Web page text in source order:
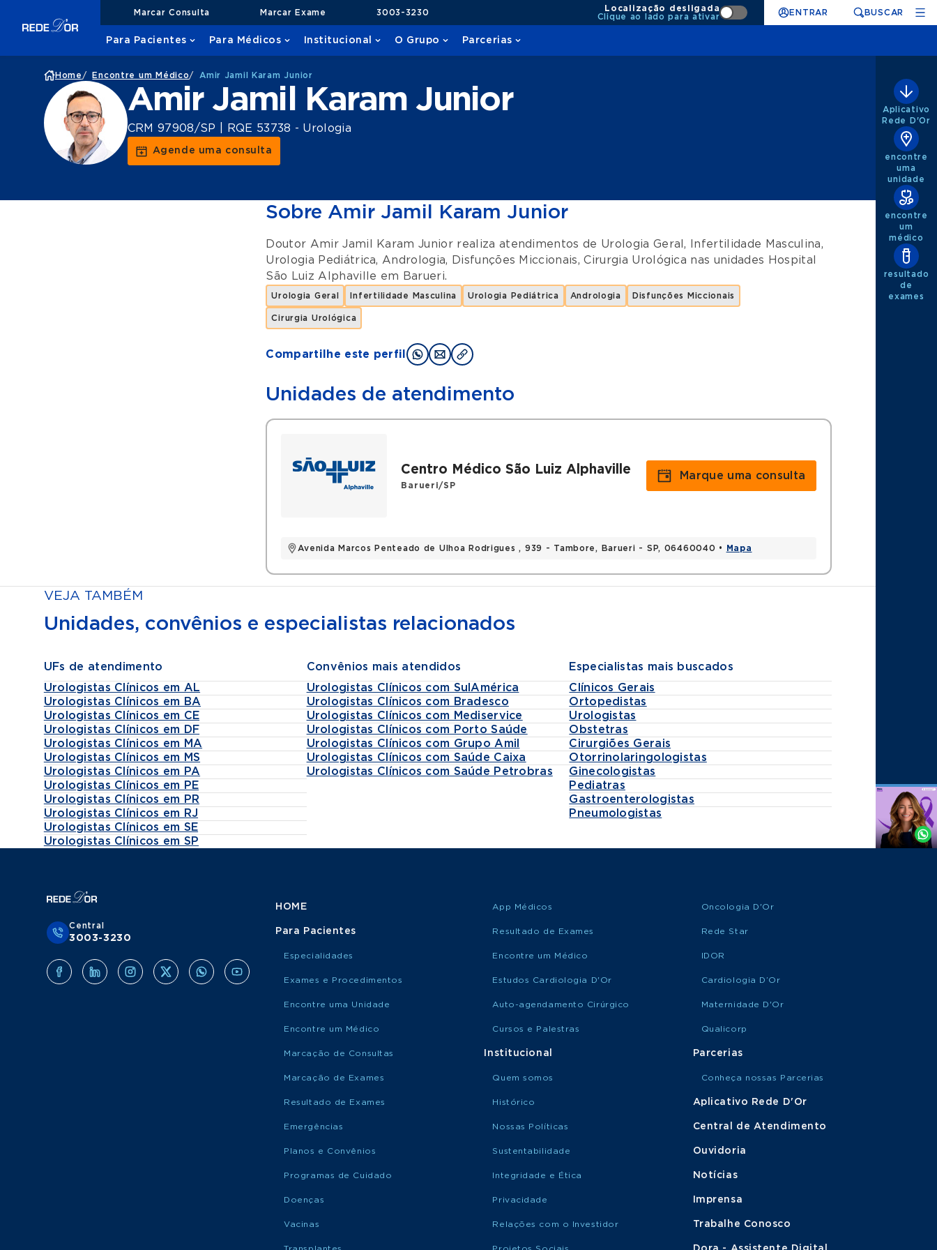
Marcar Consulta Marcar Exame 3003-3230
Localização desligada
Clique ao lado para ativar
ENTRAR BUSCAR
Para Pacientes Para Médicos Institucional O Grupo Parcerias
Home / Encontre um Médico/ Amir Jamil Karam Junior
Amir Jamil Karam Junior
CRM 97908/SP | RQE 53738 - Urologia
Agende uma consulta
Sobre Amir Jamil Karam Junior
Doutor Amir Jamil Karam Junior realiza atendimentos de Urologia Geral, Infertilidade Masculina,
Urologia Pediátrica, Andrologia, Disfunções Miccionais,Cirurgia Urológica nas unidades
Hospital
São Luiz Alphaville em Barueri.
Urologia Geral Infertilidade Masculina Urologia Pediátrica Andrologia Disfunções Miccionais
Cirurgia Urológica
Compartilhe este perfil
Unidades de atendimento
Centro Médico São Luiz Alphaville
Barueri/SP
Avenida Marcos Penteado de Ulhoa Rodrigues , 939 - Tambore, Barueri - SP, 06460040 • Mapa
Marque uma consulta
VEJA TAMBÉM
Unidades, convênios e especialistas relacionados
UFs de atendimento
Urologistas Clínicos em AL
Urologistas Clínicos em BA
Urologistas Clínicos em CE
Urologistas Clínicos em DF
Urologistas Clínicos em MA
Urologistas Clínicos em MS
Urologistas Clínicos em PA
Urologistas Clínicos em PE
Urologistas Clínicos em PR
Urologistas Clínicos em RJ
Urologistas Clínicos em SE
Urologistas Clínicos em SP
Convênios mais atendidos
Urologistas Clínicos com SulAmérica
Urologistas Clínicos com Bradesco
Urologistas Clínicos com Mediservice
Urologistas Clínicos com Porto Saúde
Urologistas Clínicos com Grupo Amil
Urologistas Clínicos com Saúde Caixa
Urologistas Clínicos com Saúde Petrobras
Especialistas mais buscados
Clínicos Gerais
Ortopedistas
Urologistas
Obstetras
Cirurgiões Gerais
Otorrinolaringologistas
Ginecologistas
Pediatras
Gastroenterologistas
Pneumologistas
Aplicativo
Rede D'Or
encontre
uma
unidade
encontre
um
médico
resultado
de
exames
Agende
Whatsapp
Central
3003-3230
HOME
Para Pacientes
Especialidades
Exames e Procedimentos
Encontre uma Unidade
Encontre um Médico
Marcação de Consultas
Marcação de Exames
Resultado de Exames
Emergências
Planos e Convênios
Programas de Cuidado
Doenças
Vacinas
App Médicos
Resultado de Exames
Encontre um Médico
Estudos Cardiologia D'Or
Auto-agendamento Cirúrgico
Cursos e Palestras
Institucional
Quem somos
Histórico
Nossas Políticas
Sustentabilidade
Integridade e Ética
Privacidade
Relações com o Investidor
Oncologia D'Or
Rede Star
IDOR
Cardiologia D’Or
Maternidade D'Or
Qualicorp
Parcerias
Conheça nossas Parcerias
Aplicativo Rede D'Or
Central de Atendimento
Ouvidoria
Notícias
Imprensa
Trabalhe Conosco